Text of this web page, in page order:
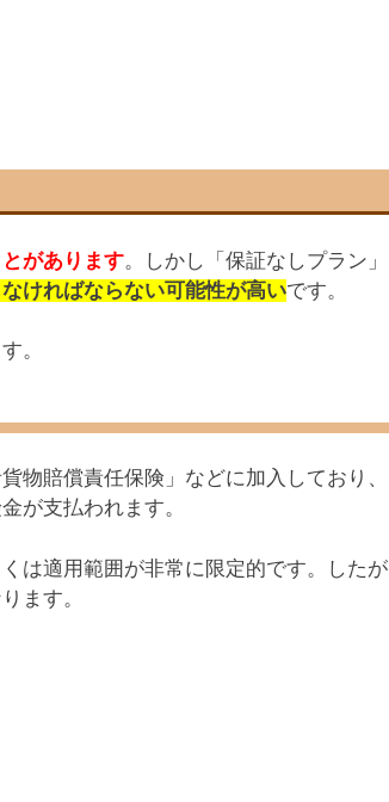
があります。しかし「保証なしプラン」
ければならない可能性が高いです。
。
物賠償責任保険」などに加入しており、
が支払われます。
は適用範囲が非常に限定的です。したが
ます。